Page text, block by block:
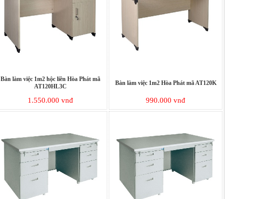
Bàn làm việc 1m2 hộc liền Hòa Phát mã
AT120HL3C
1.550.000 vnđ
Bàn làm việc 1m2 Hòa Phát mã AT120K
990.000 vnđ